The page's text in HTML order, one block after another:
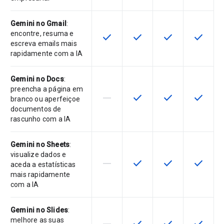
Gemini no Gmail :
encontre, resuma e
escreva emails mais
rapidamente com a IA
Esta funcionalidade está
check Esta funcionalidade está
check Esta
check Esta
check
Gemini no Docs:
preencha a página em
branco ou aperfeiçoe
documentos de
rascunho com a IA
Esta funcionalidade não é
horizontal_rule Esta funcionalidade está
check Esta
check Esta
check
Gemini no Sheets:
visualize dados e
aceda a estatísticas
mais rapidamente
com a IA
Esta funcionalidade não é
horizontal_rule Esta funcionalidade está
check Esta
check Esta
check
Gemini no Slides:
melhore as suas